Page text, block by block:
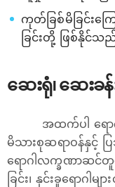
ကုတ်ခြစ်မိခြင်းကြ
ခြင်းတို့ ဖြစ်နိုင်သ
ဆေးရုံ၊ ဆေးခ
အထက်ပါ ရေ
မိသားစုဆရာဝန်နှင့်
ရောဂါလက္ခဏာဆင်တူ
ခြင်း၊ နှင်းခူရောဂါမ